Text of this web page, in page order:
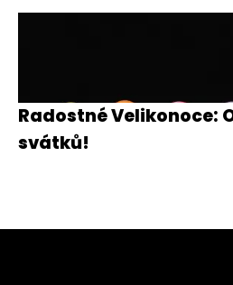
Radostné Velikonoce:
svátků!